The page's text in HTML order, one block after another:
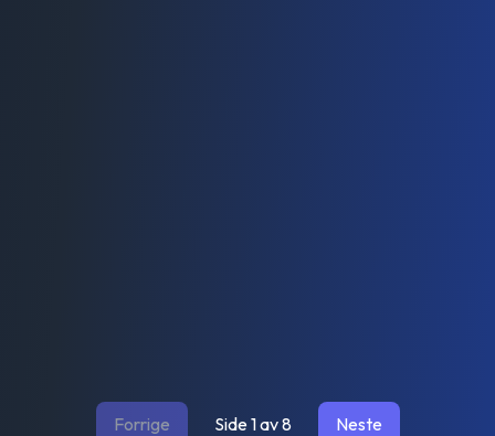
Forrige Side1av8 Neste